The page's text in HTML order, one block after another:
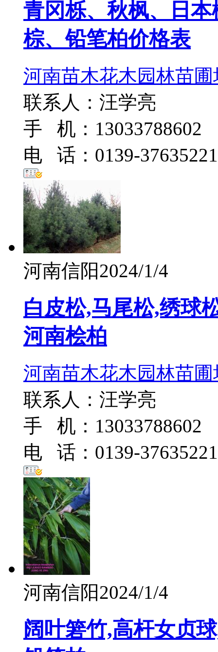
青冈栎、秋枫、日
棕、铅笔柏价格表
河南苗木花木园林苗圃
联系人：汪学亮
手 机：13033788602
电 话：0139-37635221
河南信阳2024/1/4
白皮松,马尾松,绣球
河南桧柏
河南苗木花木园林苗圃
联系人：汪学亮
手 机：13033788602
电 话：0139-37635221
河南信阳2024/1/4
阔叶箬竹,高杆女贞